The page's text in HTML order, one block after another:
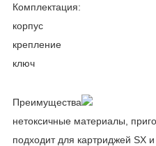
Комплектация:
корпус
крепление
ключ
Преимущества
нетоксичные материалы,
подходит для картриджей SX